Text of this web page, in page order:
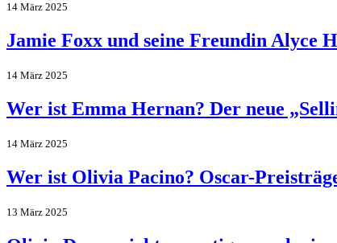
14 März 2025
Jamie Foxx und seine Freundin Alyce
14 März 2025
Wer ist Emma Hernan? Der neue
14 März 2025
Wer ist Olivia Pacino? Oscar-
13 März 2025